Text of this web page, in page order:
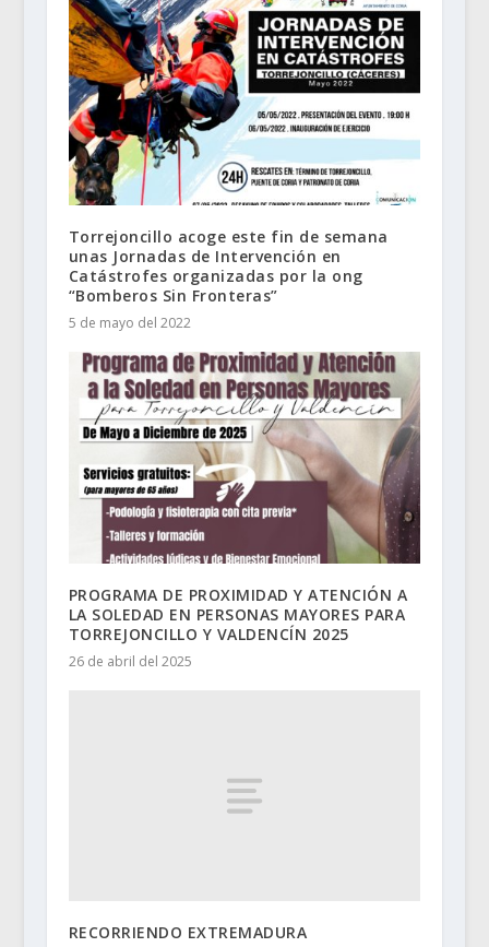
Torrejoncillo acoge este fin de semana
unas Jornadas de Intervención en
Catástrofes organizadas por la ong
“Bomberos Sin Fronteras”
5 de mayo del 2022
PROGRAMA DE PROXIMIDAD Y ATENCIÓN A
LA SOLEDAD EN PERSONAS MAYORES PARA
TORREJONCILLO Y VALDENCÍN 2025
26 de abril del 2025
RECORRIENDO EXTREMADURA